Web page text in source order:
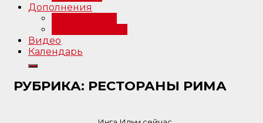
Дополнения
Видео
Календарь
РУБРИКА: РЕСТОРАНЫ РИМА